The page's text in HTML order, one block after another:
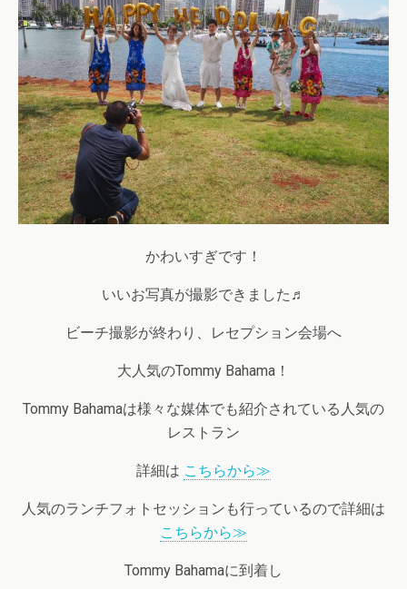
かわいすぎです！
いいお写真が撮影できました♬
ビーチ撮影が終わり、レセプション会場へ
大人気のTommy Bahama！
Tommy Bahamaは様々な媒体でも紹介されている人気の
レストラン
詳細は こちらから≫
人気のランチフォトセッションも行っているので詳細は
こちらから≫
Tommy Bahamaに到着し